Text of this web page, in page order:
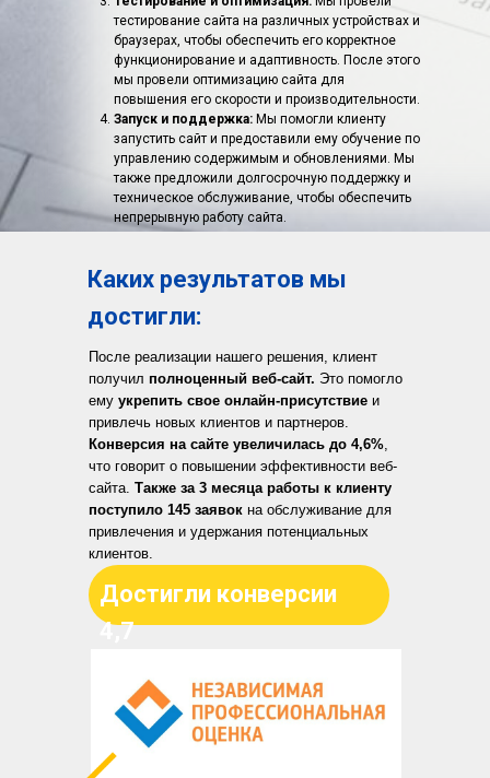
тестирование сайта на различных устройствах и
браузерах, чтобы обеспечить его корректное
функционирование и адаптивность. После этого
мы провели оптимизацию сайта для
повышения его скорости и производительности.
Запуск и поддержка: Мы помогли клиенту
запустить сайт и предоставили ему обучение по
управлению содержимым и обновлениями. Мы
также предложили долгосрочную поддержку и
техническое обслуживание, чтобы обеспечить
непрерывную работу сайта.
После реализации нашего решения, клиент
получил полноценный веб-сайт. Это помогло
ему укрепить свое онлайн-присутствие и
привлечь новых клиентов и партнеров.
Конверсия на сайте увеличилась до 4,6%,
что говорит о повышении эффективности веб-
сайта. Также за 3 месяца работы к клиенту
поступило 145 заявок на обслуживание для
привлечения и удержания потенциальных
клиентов.
Каких результатов мы
достигл и:
Достигли конверсии
4,7